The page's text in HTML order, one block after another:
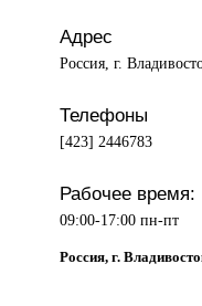
Адрес
Россия, г.
Телефоны
[423] 2446783
Рабочее время:
09:00-17:00 пн-пт
Россия, г.